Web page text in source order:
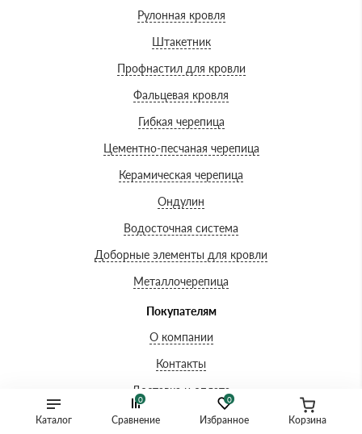
Каталог
0
Избранное
0
Сравнение Корзина
Рулонная кровля
Штакетник
Профнастил для кровли
Фальцевая кровля
Гибкая черепица
Цементно-песчаная черепица
Керамическая черепица
Ондулин
Водосточная система
Доборные элементы для кровли
Металлочерепица
Покупателям
О компании
Контакты
Доставка и оплата
Вопросы-ответы